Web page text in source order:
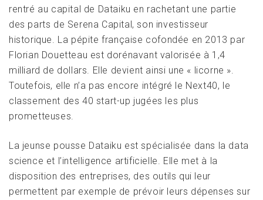
rentré au capital de Dataiku en rachetant une partie
des parts de Serena Capital, son investisseur
historique. La pépite française cofondée en 2013 par
Florian Douetteau est dorénavant valorisée à 1,4
milliard de dollars. Elle devient ainsi une « licorne ».
Toutefois, elle n’a pas encore intégré le Next40, le
classement des 40 start-up jugées les plus
prometteuses.
La jeunse pousse Dataiku est spécialisée dans la data
science et l’intelligence artificielle. Elle met à la
disposition des entreprises, des outils qui leur
permettent par exemple de prévoir leurs dépenses sur